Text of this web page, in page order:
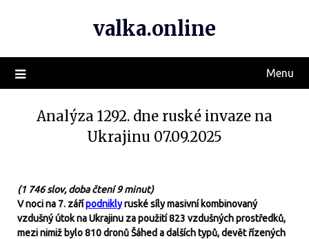
valka.online
Menu
Analýza 1292. dne ruské invaze na
Ukrajinu 07.09.2025
(1 746 slov, doba čtení 9 minut)
V noci na 7. zářípodniklyruské síly masivní kombinovaný
vzdušný útok na Ukrajinu za použití 823 vzdušných prostředků,
mezi nimiž bylo 810 dronů Šáhed a dalších typů, devět řízených